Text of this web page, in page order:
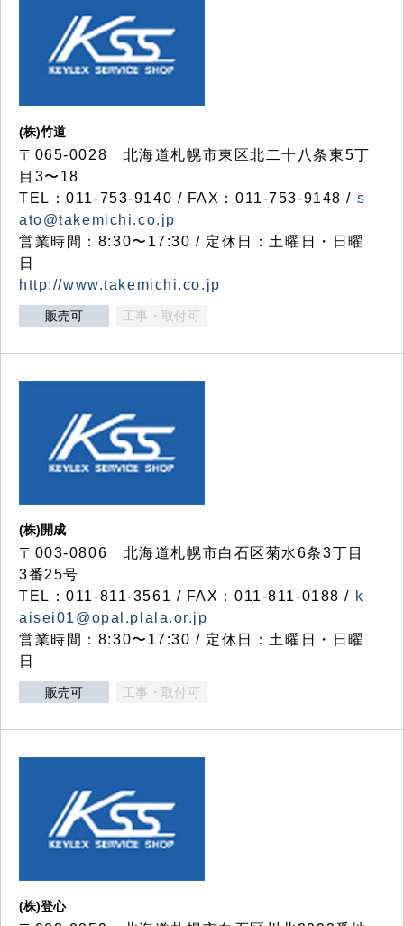
(株)竹道
〒065-0028 北海道札幌市東区北二十八条東5丁
目3〜18
TEL：011-753-9140 / FAX：011-753-9148 / s
ato@takemichi.co.jp
営業時間：8:30〜17:30 / 定休日：土曜日・日曜
日
http://www.takemichi.co.jp
販売可 工事・取付可
(株)開成
〒003-0806 北海道札幌市白石区菊水6条3丁目
3番25号
TEL：011-811-3561 / FAX：011-811-0188 / k
aisei01@opal.plala.or.jp
営業時間：8:30〜17:30 / 定休日：土曜日・日曜
日
販売可 工事・取付可
(株)登心